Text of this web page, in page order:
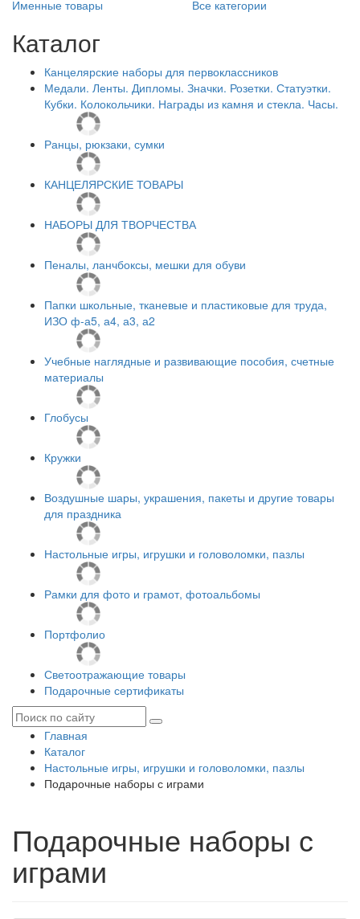
Именные товары
Все категории
Каталог
Канцелярские наборы для первоклассников
Медали. Ленты. Дипломы. Значки. Розетки. Статуэтки.
Кубки. Колокольчики. Награды из камня и стекла. Часы.
Ранцы, рюкзаки, сумки
КАНЦЕЛЯРСКИЕ ТОВАРЫ
НАБОРЫ ДЛЯ ТВОРЧЕСТВА
Пеналы, ланчбоксы, мешки для обуви
Папки школьные, тканевые и пластиковые для труда,
ИЗО ф-а5, а4, а3, а2
Учебные наглядные и развивающие пособия, счетные
материалы
Глобусы
Кружки
Воздушные шары, украшения, пакеты и другие товары
для праздника
Настольные игры, игрушки и головоломки, пазлы
Рамки для фото и грамот, фотоальбомы
Портфолио
Светоотражающие товары
Подарочные сертификаты
Главная
Каталог
Настольные игры, игрушки и головоломки, пазлы
Подарочные наборы с играми
Подарочные наборы с
играми